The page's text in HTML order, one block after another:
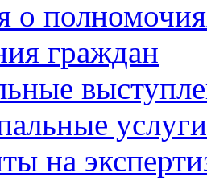
о
граждан
услуги
на